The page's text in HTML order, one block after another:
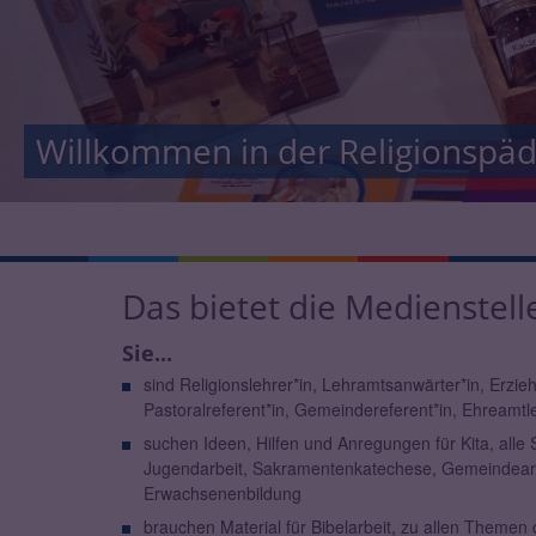
Willkommen in der
Willkommen in der
Das bietet die
Sie...
sind Religionslehrer*in, Lehramtsanwärter*in,
Pastoralreferent*in, Gemeindereferent*in,
suchen Ideen, Hilfen und Anregungen für Kita, alle
Jugendarbeit, Sakramentenkatechese,
Erwachsenenbildung
brauchen Material für Bibelarbeit, zu allen Themen